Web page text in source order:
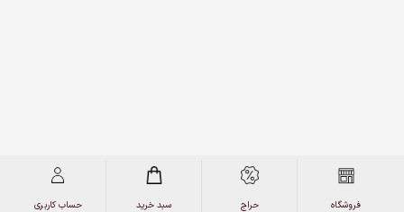
کپی‌رایت 2026 © کلیه حقوق برای نیوان هپی لند محفوظ است
فروشگاه حراج سبد خرید حساب کاربری